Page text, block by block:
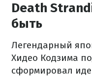
Death
быть
Легендарный
Хидео Кодзима
сформировал